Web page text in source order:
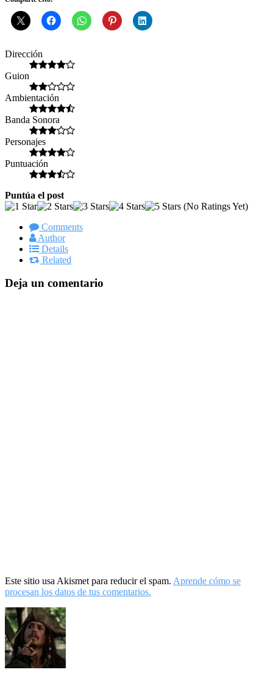
Dirección
Guion
Ambientación
Banda Sonora
Personajes
Puntuación
Puntúa el post
(No Ratings Yet)
Comments
Author
Details
Related
Deja un comentario
Este sitio usa Akismet para reducir el spam. Aprende cómo se
procesan los datos de tus comentarios.